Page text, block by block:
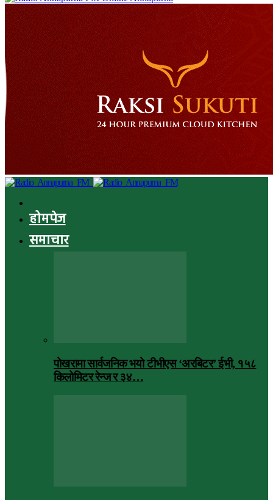
होमपेज
समाचार
पोखरामा सार्वजनिक भयो टीभीएस ‘अरबिटर’ ईभी, १५८
किलोमिटर रेन्ज र ३४…